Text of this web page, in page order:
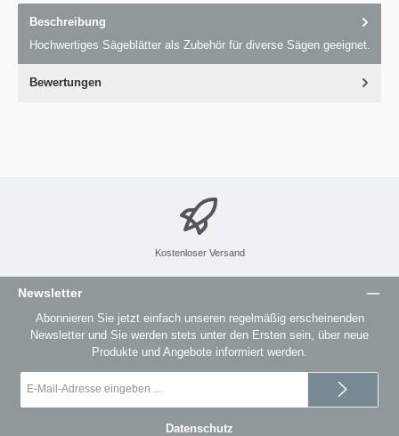
Beschreibung
Hochwertiges Sägeblätter als Zubehör für diverse Sägen geeignet.
Bewertungen
Kostenloser Versand
Newsletter
Abonnieren Sie jetzt einfach unseren regelmäßig erscheinenden
Newsletter und Sie werden stets unter den Ersten sein, über neue
Produkte und Angebote informiert werden.
Mail-
Datenschutz